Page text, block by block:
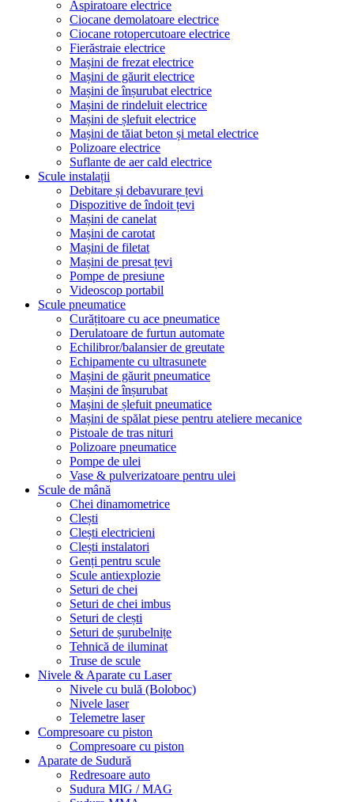
Aspiratoare electrice
Ciocane demolatoare electrice
Ciocane rotopercutoare electrice
Fierăstraie electrice
Mașini de frezat electrice
Mașini de găurit electrice
Mașini de înșurubat electrice
Mașini de rindeluit electrice
Mașini de șlefuit electrice
Mașini de tăiat beton și metal electrice
Polizoare electrice
Suflante de aer cald electrice
Scule instalații
Debitare și debavurare țevi
Dispozitive de îndoit țevi
Mașini de canelat
Mașini de carotat
Mașini de filetat
Mașini de presat țevi
Pompe de presiune
Videoscop portabil
Scule pneumatice
Curățitoare cu ace pneumatice
Derulatoare de furtun automate
Echilibror/balansier de greutate
Echipamente cu ultrasunete
Mașini de găurit pneumatice
Mașini de înșurubat
Mașini de șlefuit pneumatice
Mașini de spălat piese pentru ateliere mecanice
Pistoale de tras nituri
Polizoare pneumatice
Pompe de ulei
Vase & pulverizatoare pentru ulei
Scule de mână
Chei dinamometrice
Clești
Clești electricieni
Clești instalatori
Genți pentru scule
Scule antiexplozie
Seturi de chei
Seturi de chei imbus
Seturi de clești
Seturi de șurubelnițe
Tehnică de iluminat
Truse de scule
Nivele & Aparate cu Laser
Nivele cu bulă (Boloboc)
Nivele laser
Telemetre laser
Compresoare cu piston
Compresoare cu piston
Aparate de Sudură
Redresoare auto
Sudura MIG / MAG